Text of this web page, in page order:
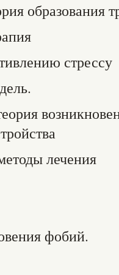
образования
стрессу
лечения
фобий.